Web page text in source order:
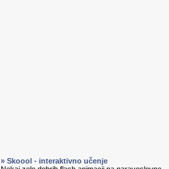
» Skoool - interaktivno učenje